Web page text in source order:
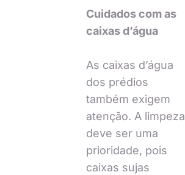
Cuidados com as
caixas d’água
As caixas d’água
dos prédios
também exigem
atenção. A limpeza
deve ser uma
prioridade, pois
caixas sujas